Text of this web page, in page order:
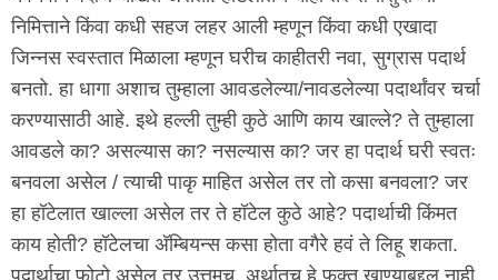
निमित्ताने किंवा कधी सहज लहर आली म्हणून किंवा कधी एखादा
जिन्नस स्वस्तात मिळाला म्हणून घरीच काहीतरी नवा, सुग्रास पदार्थ
बनतो. हा धागा अशाच तुम्हाला आवडलेल्या/नावडलेल्या पदार्थांवर चर्चा
करण्यासाठी आहे. इथे हल्ली तुम्ही कुठे आणि काय खाल्ले? ते तुम्हाला
आवडले का? असल्यास का? नसल्यास का? जर हा पदार्थ घरी स्वतः
बनवला असेल / त्याची पाकृ माहित असेल तर तो कसा बनवला? जर
हा हॉटेलात खाल्ला असेल तर ते हॉटेल कुठे आहे? पदार्थाची किंमत
काय होती? हॉटेलचा अ‍ॅम्बियन्स कसा होता वगैरे हवं ते लिहू शकता.
पदार्थाचा फोटो असेल तर उत्तमच. अर्थातच हे फक्त खाण्याबद्दल नाही,